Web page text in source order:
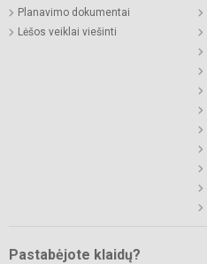
Planavimo dokumentai
Lėšos veiklai viešinti
Pastabėjote klaidų?